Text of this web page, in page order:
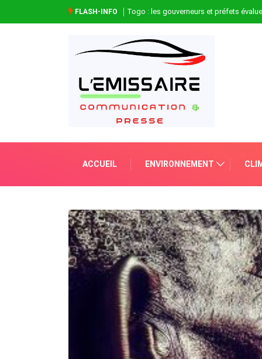
FLASH-INFO Togo : les gouverneurs et préfets
ACCUEIL ENVIRONNEMENT